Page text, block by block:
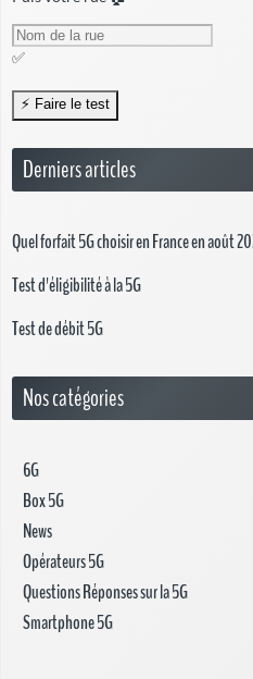
✅
Derniers articles
Quel forfait 5G choisir en France en août
Test d'éligibilité à la 5G
Test de débit 5G
Nos catégories
6G
Box 5G
News
Opérateurs 5G
Questions Réponses sur la 5G
Smartphone 5G